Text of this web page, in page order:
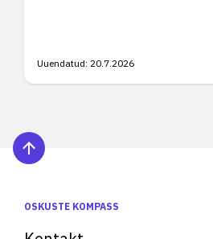
Uuendatud: 20.7.2026
OSKUSTE KOMPASS